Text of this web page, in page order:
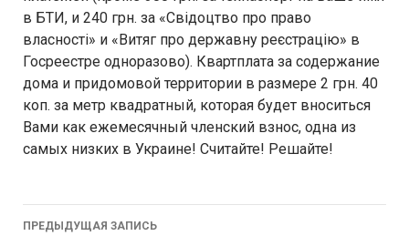
в БТИ, и 240 грн. за «Свідоцтво про право
власності» и «Витяг про державну реєстрацію» в
Госреестре одноразово). Квартплата за содержание
дома и придомовой территории в размере 2 грн. 40
коп. за метр квадратный, которая будет вноситься
Вами как ежемесячный членский взнос, одна из
самых низких в Украине! Считайте! Решайте!
Навигация
ПРЕДЫДУЩАЯ ЗАПИСЬ